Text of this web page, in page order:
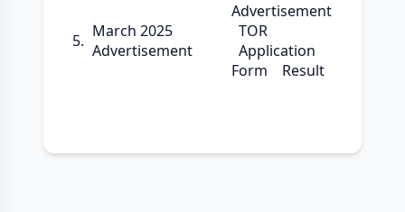
5. March 2025
Advertisement
Advertisement
TOR
Application
Form
Result